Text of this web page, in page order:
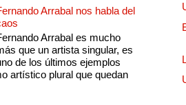
Arrabal nos habla del
Arrabal es mucho
que un artista singular, es
de los últimos ejemplos
artístico plural que quedan